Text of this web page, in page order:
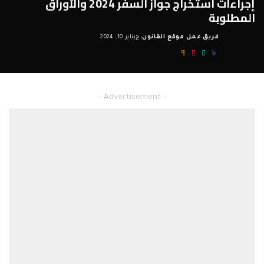
المطلوبة
Posted
by
فريق عمل موقع القانون يناير 10, 2024
– Advertisement –